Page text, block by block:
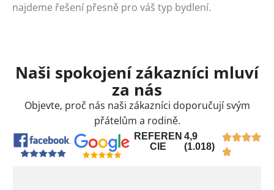
najdeme řešení přesně pro váš typ bydlení.
Naši spokojení zákazníci mluví
za nás
Objevte, proč nás naši zákazníci doporučují svým
přátelům a rodině.
REFEREN
CIE
4,9
(1.018)